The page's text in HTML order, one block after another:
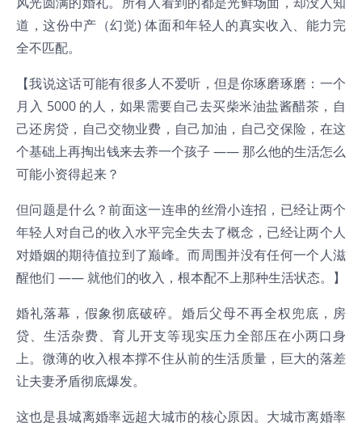
道，这份中产（幻觉) 体面和年轻人的真实收入、能力完
全不匹配。
【我说这话可能有很多人不爱听，但是你琢磨琢磨：一个
月入 5000 的人，如果需要自己去买柴米油盐酱醋茶，自
己还房贷，自己交物业费，自己加油，自己交保险，在这
个基础上再掏出钱来去养一个孩子 —— 那么他的生活怎么
可能小资得起来？
但问题是什么？前面这一连串的丝滑小连招，已经让两个
年轻人对自己的收入水平完全失去了概念，已经让两个人
对婚姻的期待值拉到了巅峰。而周围并没有任何一个人滋
醒他们 —— 就他们的收入，根本配不上那种生活状态。】
婚礼落幕，假象彻底破碎。婚后父母不再全权兜底，房
贷、生活杂费、育儿开支等现实压力全部压在小两口身
上。微薄的收入根本撑不住从前的生活质量，巨大的落差
让夫妻矛盾彻底爆发。
这也是县城离婚率远超大城市的核心原因。大城市离婚率